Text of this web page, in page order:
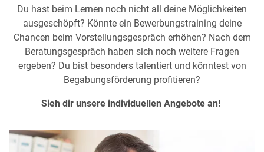
Du hast beim Lernen noch nicht all deine Möglichkeiten
ausgeschöpft? Könnte ein Bewerbungstraining deine
Chancen beim Vorstellungsgespräch erhöhen? Nach dem
Beratungsgespräch haben sich noch weitere Fragen
ergeben? Du bist besonders talentiert und könntest von
Begabungsförderung profitieren?
Sieh dir unsere individuellen Angebote an!